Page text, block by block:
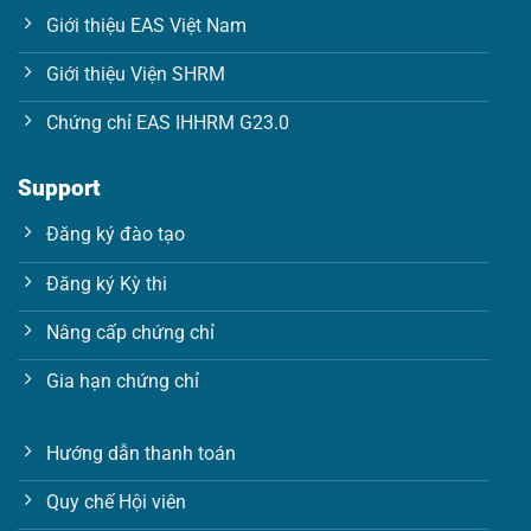
Giới thiệu EAS Việt Nam
Giới thiệu Viện SHRM
Chứng chỉ EAS IHHRM G23.0
Support
Đăng ký đào tạo
Đăng ký Kỳ thi
Nâng cấp chứng chỉ
Gia hạn chứng chỉ
Hướng dẫn thanh toán
Quy chế Hội viên